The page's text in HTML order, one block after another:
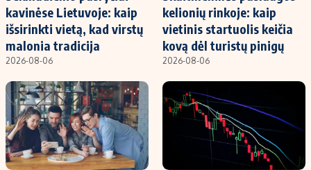
kavinėse Lietuvoje: kaip
išsirinkti vietą, kad virstų
malonia tradicija
2026-08-06
kelionių rinkoje: kaip
vietinis startuolis keičia
kovą dėl turistų pinigų
2026-08-06